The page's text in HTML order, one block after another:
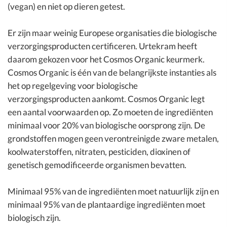
(vegan) en niet op dieren getest.
Er zijn maar weinig Europese organisaties die biologische
verzorgingsproducten certificeren. Urtekram heeft
daarom gekozen voor het Cosmos Organic keurmerk.
Cosmos Organic is één van de belangrijkste instanties als
het op regelgeving voor biologische
verzorgingsproducten aankomt. Cosmos Organic legt
een aantal voorwaarden op. Zo moeten de ingrediënten
minimaal voor 20% van biologische oorsprong zijn. De
grondstoffen mogen geen verontreinigde zware metalen,
koolwaterstoffen, nitraten, pesticiden, dioxinen of
genetisch gemodificeerde organismen bevatten.
Minimaal 95% van de ingrediënten moet natuurlijk zijn en
minimaal 95% van de plantaardige ingrediënten moet
biologisch zijn.